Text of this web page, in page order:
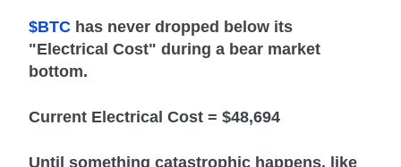
$BTC has never dropped below its
"Electrical Cost" during a bear market
bottom.
Current Electrical Cost = $48,694
Until something catastrophic happens, like